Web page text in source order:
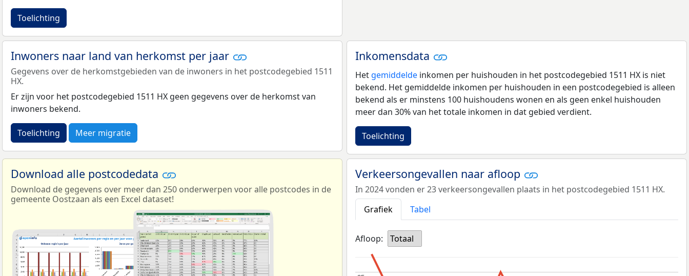
Toelichting
Inwoners naar land van herkomst per jaar
Gegevens over de herkomstgebieden van de inwoners in het postcodegebied 1511
HX.
Er zijn voor het postcodegebied 1511 HX geen gegevens over de herkomst van
inwoners bekend.
Toelichting Meer migratie
Inkomensdata
Het gemiddelde inkomen per huishouden in het postcodegebied 1511 HX is niet
bekend. Het gemiddelde inkomen per huishouden in een postcodegebied is alleen
bekend als er minstens 100 huishoudens wonen en als geen enkel huishouden
meer dan 30% van het totale inkomen in dat gebied verdient.
Toelichting
Download alle postcodedata
Download de gegevens over meer dan 250 onderwerpen voor alle postcodes in de
gemeente Oostzaan als een Excel dataset!
Verkeersongevallen naar afloop
In 2024 vonden er 23 verkeersongevallen plaats in het postcodegebied 1511 HX.
Grafiek
Tabel
Afloop: Totaal